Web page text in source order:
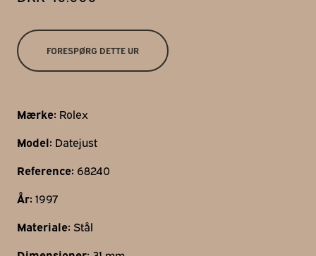
1123 Kbh K
+45 29 29 99 46
per@franzj.com
FORESPØRG DETTE UR
Mærke: Rolex
Model: Datejust
Reference: 68240
År: 1997
Materiale: Stål